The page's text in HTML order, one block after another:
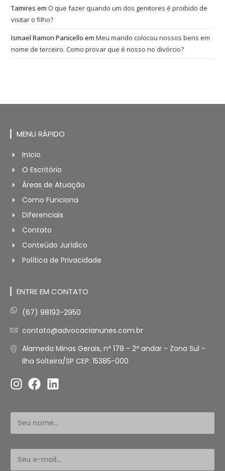
Tamires emO que fazer quando um dos genitores é proibido de
visitar o filho?
Ismael Ramon Panicello emMeu marido colocou nossos bens em
nome de terceiro. Como provar que é nosso no divórcio?
MENU RÁPIDO
Início
O Escritório
Áreas de Atuação
Como Funciona
Diferenciais
Contato
Conteúdo Jurídico
Política de Privacidade
ENTRE EM CONTATO
(67) 98193-2950
contato@advocacianunes.com.br
Alameda Minas Gerais, nº 178 - 2º andar - Zona Sul -
Ilha Solteira/SP CEP: 15385-000